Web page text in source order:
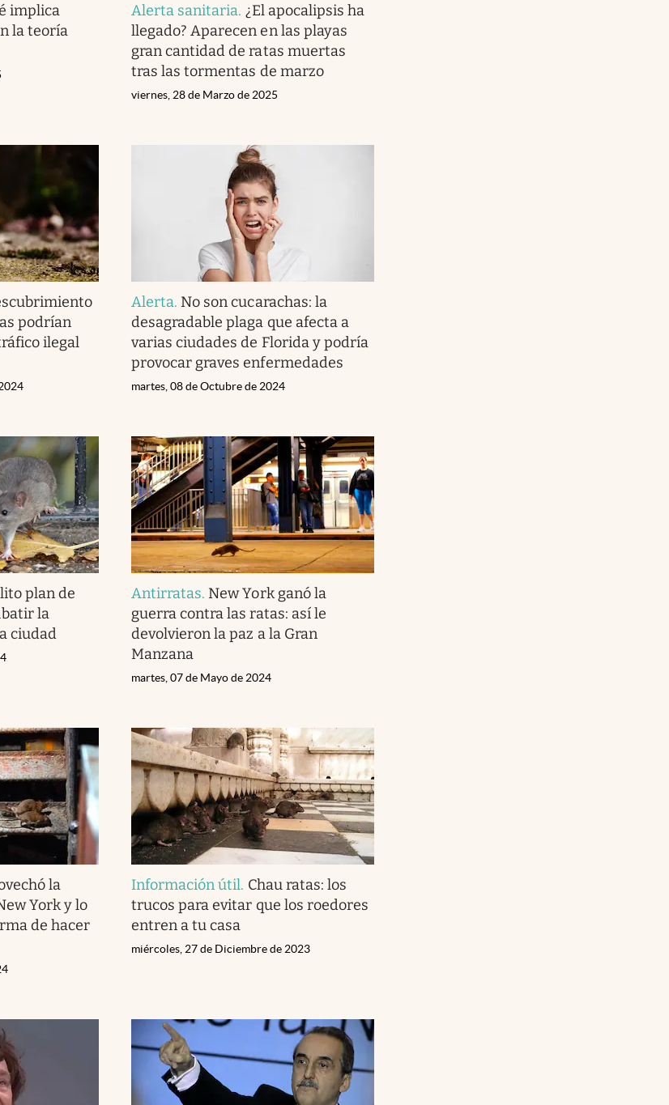
implica
la teoría
Alerta sanitaria. ¿El apocalipsis ha
llegado? Aparecen en las playas
gran cantidad de ratas muertas
tras las tormentas de marzo
viernes, 28 de Marzo de 2025
podrían
ilegal
Alerta. No son cucarachas: la
desagradable plaga que afecta a
varias ciudades de Florida y podría
provocar graves enfermedades
martes, 08 de Octubre de 2024
plan de
la
ciudad
Antirratas. New York ganó la
guerra contra las ratas: así le
devolvieron la paz a la Gran
Manzana
martes, 07 de Mayo de 2024
la
York y lo
de hacer
Información útil. Chau ratas: los
trucos para evitar que los roedores
entren a tu casa
miércoles, 27 de Diciembre de 2023